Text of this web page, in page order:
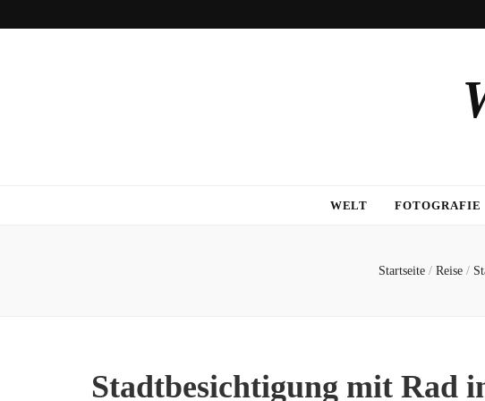
WELT FOTOGRAFIE
Startseite / Reise /
Stadtbesichtigung mit Rad